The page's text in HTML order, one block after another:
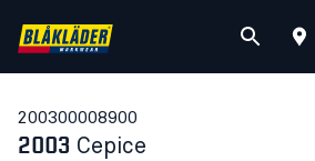
200300008900
2003 Cepice